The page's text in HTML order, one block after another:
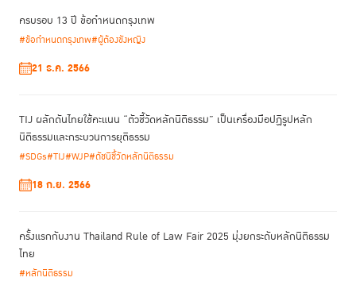
ครบรอบ 13 ปี ข้อกำหนดกรุงเทพ
#ข้อกำหนดกรุงเทพ#ผู้ต้องขังหญิง
21 ธ.ค. 2566
TIJ ผลักดันไทยใช้คะแนน “ตัวชี้วัดหลักนิติธรรม” เป็นเครื่องมือปฏิรูปหลัก
นิติธรรมและกระบวนการยุติธรรม
#SDGs#TIJ#WJP#ดัชนีชี้วัดหลักนิติธรรม
18 ก.ย. 2566
ครั้งแรกกับงาน Thailand Rule of Law Fair 2025 มุ่งยกระดับหลักนิติธรรม
ไทย
#หลักนิติธรรม